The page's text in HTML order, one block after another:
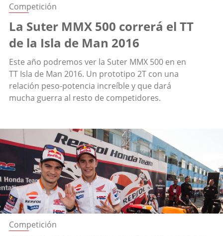
Competición
La Suter MMX 500 correrá el TT
de la Isla de Man 2016
Este año podremos ver la Suter MMX 500 en en
TT Isla de Man 2016. Un prototipo 2T con una
relación peso-potencia increíble y que dará
mucha guerra al resto de competidores.
Competición